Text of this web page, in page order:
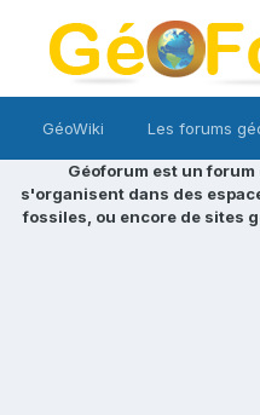
GéoWiki Les forums
Géoforum est un
s'organisent dans des
fossiles, ou encore de sites